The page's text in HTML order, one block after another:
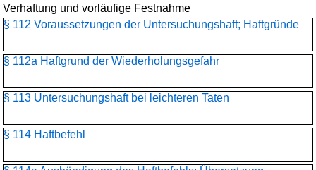
Verhaftung und vorläufige Festnahme
§ 112 Voraussetzungen der Untersuchungshaft; Haftgründe
§ 112a Haftgrund der Wiederholungsgefahr
§ 113 Untersuchungshaft bei leichteren Taten
§ 114 Haftbefehl